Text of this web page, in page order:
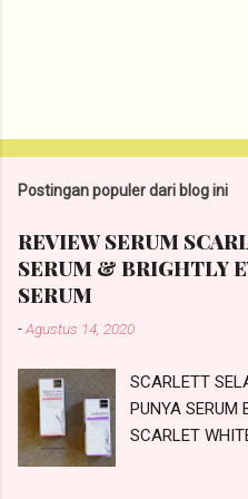
Postingan populer dari blog ini
REVIEW SERUM
SERUM & BRIGHTLY
SERUM
-Agustus 14, 2020
SCARLETT
PUNYA SERUM
SCARLET